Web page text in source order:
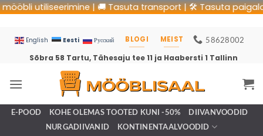
English Eesti Русский BLOGI MEIST 58628002
Sõbra 58 Tartu, Tähesaju tee 11 ja Haabersti 1 Tallinn
E-POOD KOHE OLEMAS TOOTED KUNI -50%
DIIVANVOODID
NURGADIIVANID
KONTINENTAALVOODID